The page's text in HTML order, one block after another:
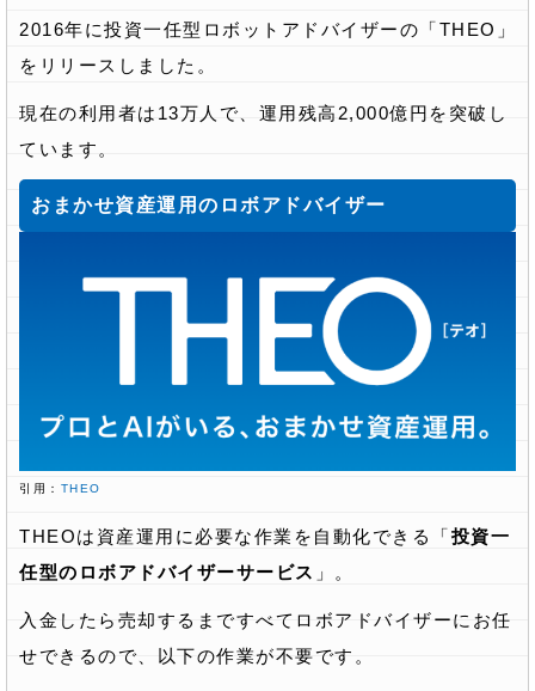
2016年に投資一任型ロボットアドバイザーの「THEO」
をリリースしました。
現在の利用者は13万人で、運用残高2,000億円を突破し
ています。
おまかせ資産運用のロボアドバイザー
引用： THEO
THEOは資産運用に必要な作業を自動化できる「投資一
任型のロボアドバイザーサービス 」。
入金したら売却するまですべてロボアドバイザーにお任
せできるので、以下の作業が不要です。